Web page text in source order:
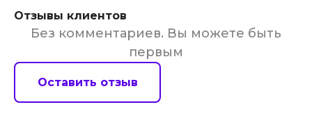
Отзывы клиентов
Без комментариев. Вы можете быть
первым
Оставить отзыв